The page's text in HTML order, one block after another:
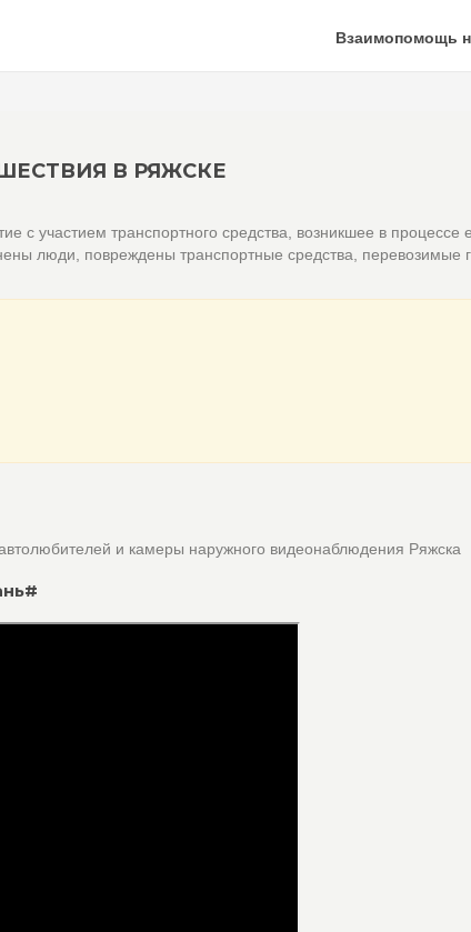
Взаимопомощь
В РЯЖСКЕ
с участием транспортного средства, возникшее в процессе
люди, повреждены транспортные средства, перевозимые
и камеры наружного видеонаблюдения Ряжска